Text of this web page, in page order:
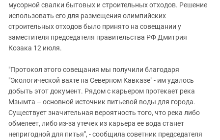
мусорной свалки бытовых и строительных отходов. Решение
использовать его для размещения олимпийских
строительных отходов было принято на совещании у
заместителя председателя правительства РФ Дмитрия
Козака 12 июля.
"Протокол этого совещания мы получили благодаря
"Экологической вахте на Северном Кавказе" - им удалось
добыть этот документ. Рядом с карьером протекает река
Мзымта – основной источник питьевой воды для города.
Существует значительная вероятность того, что река либо
обмелеет, либо из-за утечек из карьера ее вода станет
непригодной для питья", - сообщила советник председателя